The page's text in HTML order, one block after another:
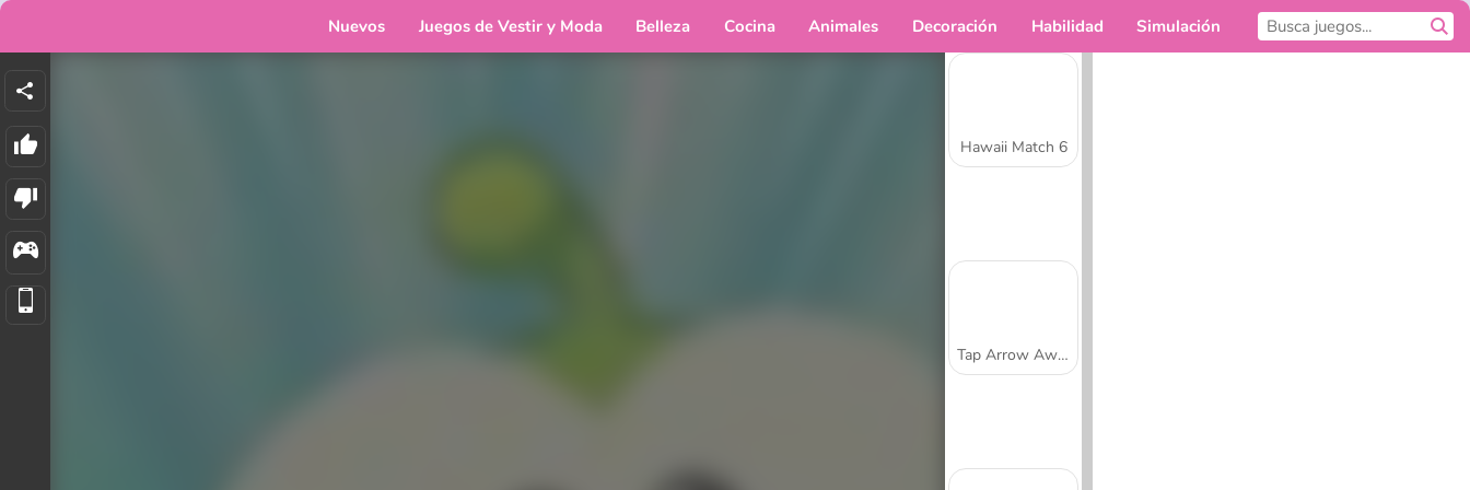
Nuevos Juegos de Vestir y Moda Belleza Cocina Animales Decoración Habilidad Simulación
Hawaii Match 6
Tap Arrow Away